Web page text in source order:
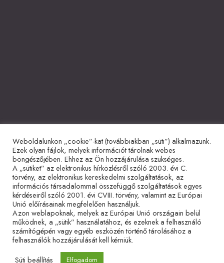
Együttműködő partnerek
Adatvédelmi tájékoztató Impresszum Sütitájékoztató
Weboldalunkon „cookie”-kat (továbbiakban „süti”) alkalmazunk.
Ezek olyan fájlok, melyek információt tárolnak webes
böngészőjében. Ehhez az Ön hozzájárulása szükséges.
A „sütiket” az elektronikus hírközlésről szóló 2003. évi C.
törvény, az elektronikus kereskedelmi szolgáltatások, az
információs társadalommal összefüggő szolgáltatások egyes
kérdéseiről szóló 2001. évi CVIII. törvény, valamint az Európai
Unió előírásainak megfelelően használjuk.
Azon weblapoknak, melyek az Európai Unió országain belül
működnek, a „sütik” használatához, és ezeknek a felhasználó
számítógépén vagy egyéb eszközén történő tárolásához a
felhasználók hozzájárulását kell kérniük.
Süti beállítás
Elfogadom